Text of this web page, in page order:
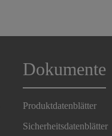
Dokumente
Produktdatenblätter
Sicherheitsdatenblätter